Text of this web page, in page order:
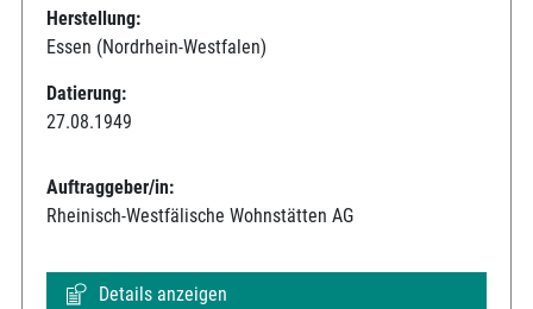
Herstellung:
Essen (Nordrhein-Westfalen)
Datierung:
27.08.1949
Auftraggeber/in:
Rheinisch-Westfälische Wohnstätten AG
Details anzeigen